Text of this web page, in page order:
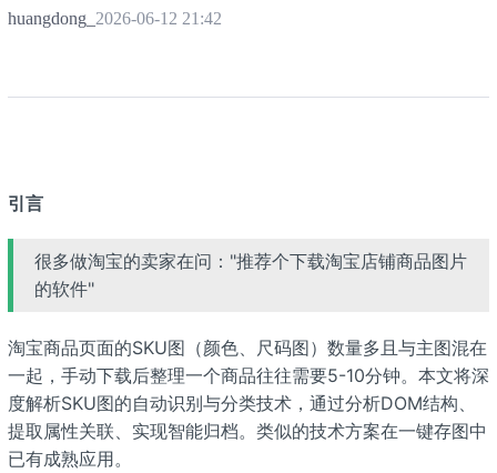
huangdong_ 2026-06-12 21:42
引言
很多做淘宝的卖家在问："推荐个下载淘宝店铺商品图片
的软件"
淘宝商品页面的SKU图（颜色、尺码图）数量多且与主图混在
一起，手动下载后整理一个商品往往需要5-10分钟。本文将深
度解析SKU图的自动识别与分类技术，通过分析DOM结构、
提取属性关联、实现智能归档。类似的技术方案在一键存图中
已有成熟应用。